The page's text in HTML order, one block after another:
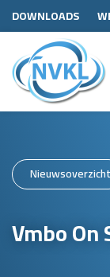
DOWNLOADS
Nieuwsoverzicht
Vmbo